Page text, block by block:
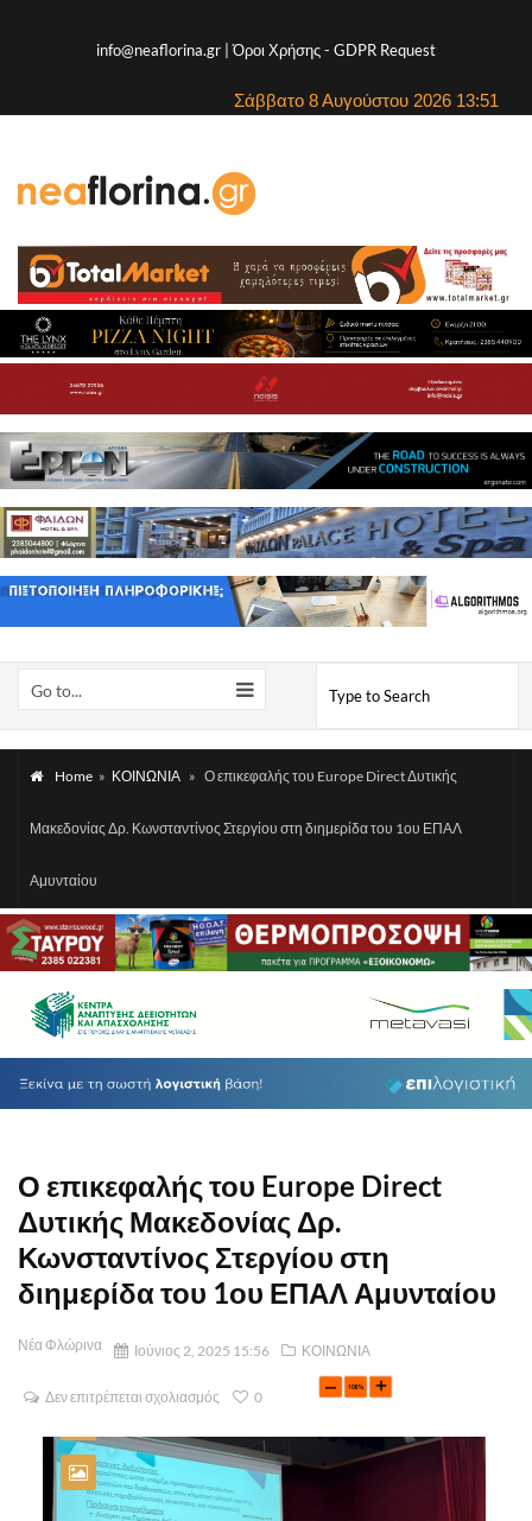
info@neaflorina.gr |Όροι Χρήσης- GDPR Request
Σάββατο 8 Αυγούστου 2026 13:51
Go to...
Home » ΚΟΙΝΩΝΙΑ » Ο επικεφαλής του Europe Direct Δυτικής
Μακεδονίας Δρ. Κωνσταντίνος Στεργίου στη διημερίδα του 1ου ΕΠΑΛ
Αμυνταίου
Ο επικεφαλής του Europe Direct
Δυτικής Μακεδονίας Δρ.
Κωνσταντίνος Στεργίου στη
διημερίδα του 1ου ΕΠΑΛ Αμυνταίου
Νέα Φλώρινα Ιούνιος 2, 2025 15:56 ΚΟΙΝΩΝΙΑ
Δεν επιτρέπεται σχολιασμός 0